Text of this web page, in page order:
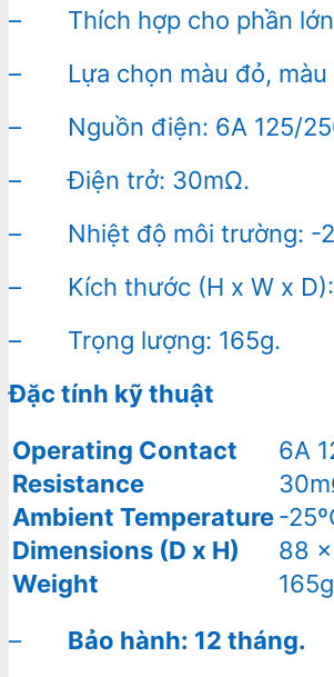
– Thích hợp cho phần lớn
– Lựa chọn màu đỏ, màu
– Nguồn điện: 6A 125/
– Điện trở: 30mΩ.
– Nhiệt độ môi trường: -
– Kích thước (H x W x D):
– Trọng lượng: 165g.
Đặc tính kỹ thuật
Operating Contact
6A
Resistance
Ambient Temperature-
Dimensions (D x H)
88
Weight
165g
– Bảo hành: 12 tháng.